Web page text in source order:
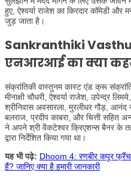
हुए, ऐश्वर्या राजेश का किरदार कॉमेडी
जुड़ जाता है।
Sankranthiki
एनआरआई का क्या
संक्रांतिकी वास्तुनम कास्ट एंड क्रू
मीनाक्षी चौधरी, ऐश्वर्या राजेश, उपेन्द्र
श्रीनिवास अवसारला, मुरलीधर गौड़, आनंद
बलराज, प्रदीप काबरा, और चित्ती सहित
ने अपने श्री वेंकटेश्वर क्रिएशन्स बैनर के
द्वारा निर्देशित किया गया था।
यह भी पढ़े: Dhoom 4: रणबीर कपूर
हैं? जानिए क्या है हमारी जानकारी